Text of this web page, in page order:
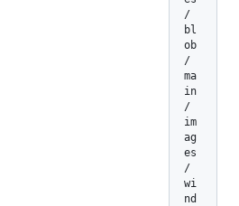
/
bl
ob
/
ma
in
/
im
ag
es
/
wi
nd